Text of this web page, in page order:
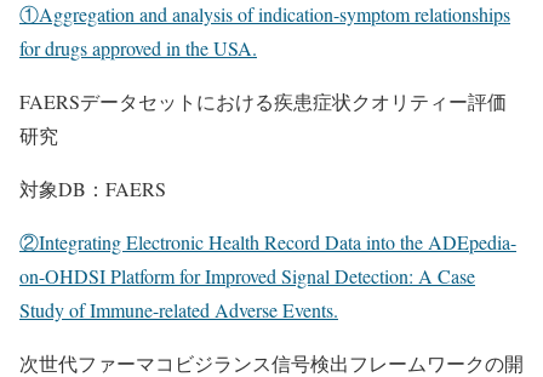
①Aggregation and analysis of indication-symptom relationships
for drugs approved in the USA.
FAERSデータセットにおける疾患症状クオリティー評価
研究
対象DB：FAERS
②Integrating Electronic Health Record Data into the ADEpedia-
on-OHDSI Platform for Improved Signal Detection: A Case
Study of Immune-related Adverse Events.
次世代ファーマコビジランス信号検出フレームワークの開